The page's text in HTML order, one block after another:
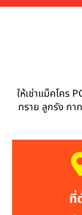
ให้เช่าแม็คโคร
ทราย ลูกรัง กา
ที่